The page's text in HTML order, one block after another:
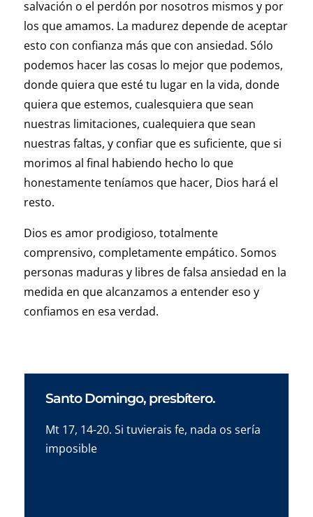
salvación o el perdón por nosotros mismos y por
los que amamos. La madurez depende de aceptar
esto con confianza más que con ansiedad. Sólo
podemos hacer las cosas lo mejor que podemos,
donde quiera que esté tu lugar en la vida, donde
quiera que estemos, cualesquiera que sean
nuestras limitaciones, cualequiera que sean
nuestras faltas, y confiar que es suficiente, que si
morimos al final habiendo hecho lo que
honestamente teníamos que hacer, Dios hará el
resto.
Dios es amor prodigioso, totalmente
comprensivo, completamente empático. Somos
personas maduras y libres de falsa ansiedad en la
medida en que alcanzamos a entender eso y
confiamos en esa verdad.
Santo Domingo, presbítero.
Mt 17, 14-20. Si tuvierais fe, nada os sería
imposible